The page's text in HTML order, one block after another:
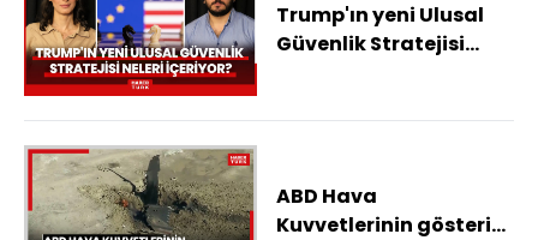
Trump'ın yeni Ulusal
Güvenlik Stratejisi
noktasında?
ABD Hava
Kuvvetlerinin gösteri